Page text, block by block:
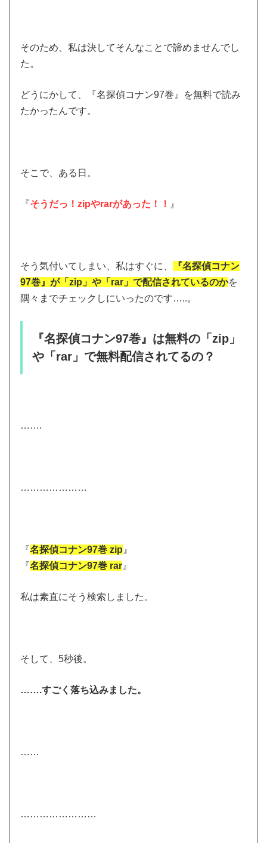
そのため、私は決してそんなことで諦めませんでし
た。
どうにかして、『名探偵コナン97巻』を無料で読み
たかったんです。
そこで、ある日。
『そうだっ！zipやrarがあった！！ 』
そう気付いてしまい、私はすぐに、
『名探偵コナン
97巻』が「zip」や「rar」で配信されているのかを
隅々までチェックしにいったのです…..。
『名探偵コナン97巻』は無料の「zip」
や「rar」で無料配信されてるの？
…….
…………………
『名探偵コナン97巻 zip 』
『名探偵コナン97巻 rar 』
私は素直にそう検索しました。
そして、5秒後。
…….すごく落ち込みました。
……
……………………